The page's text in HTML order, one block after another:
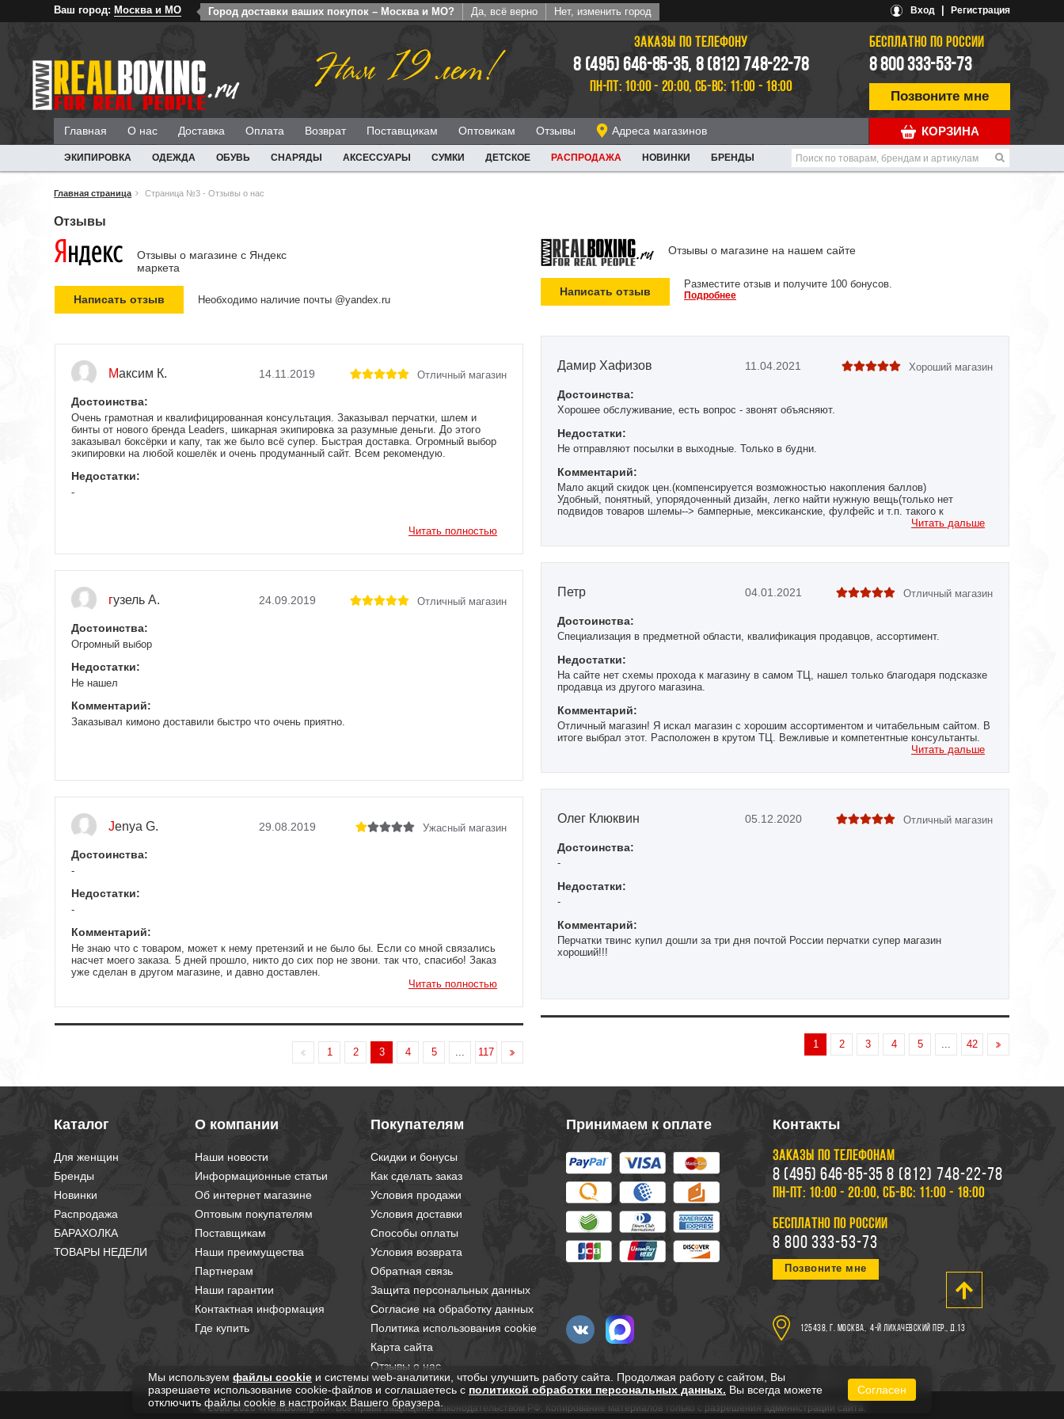
Ваш город: Москва и МО Город доставки ваших покупок – Москва и МО? Да, всё верно Нет, изменить город Вход Регистрация
Нам 19 лет! ЗАКАЗЫ ПО ТЕЛЕФОНУ
8 (495) 646-85-35, 8 (812) 748-22-78
ПН-ПТ: 10:00 - 20:00, СБ-ВС: 11:00 - 18:00
БЕСПЛАТНО ПО РОССИИ
8 800 333-53-73
Позвоните мне
КОРЗИНА
Главная О нас Доставка Оплата Возврат Поставщикам Оптовикам Отзывы Адреса магазинов
ЭКИПИРОВКА ОДЕЖДА ОБУВЬ СНАРЯДЫ АКСЕССУАРЫ СУМКИ ДЕТСКОЕ РАСПРОДАЖА НОВИНКИ БРЕНДЫ
Главная страница Страница №3 - Отзывы о нас
Отзывы
Отзывы о магазине c Яндекс
маркета
Необходимо наличие почты @yandex.ru
Максим К. 14.11.2019 Отличный магазин
Достоинства:
Очень грамотная и квалифицированная консультация. Заказывал перчатки, шлем и
бинты от нового бренда Leaders, шикарная экипировка за разумные деньги. До этого
заказывал боксёрки и капу, так же было всё супер. Быстрая доставка. Огромный выбор
экипировки на любой кошелёк и очень продуманный сайт. Всем рекомендую.
Недостатки:
-
Читать полностью
гузель А. 24.09.2019 Отличный магазин
Достоинства:
Огромный выбор
Недостатки:
Не нашел
Комментарий:
Заказывал кимоно доставили быстро что очень приятно.
Jenya G. 29.08.2019 Ужасный магазин
Достоинства:
-
Недостатки:
-
Комментарий:
Не знаю что с товаром, может к нему претензий и не было бы. Если со мной связались
насчет моего заказа. 5 дней прошло, никто до сих пор не звони. так что, спасибо! Заказ
уже сделан в другом магазине, и давно доставлен.
Читать полностью
1 2 3 4 5 117
Отзывы о магазине на нашем сайте
Написать отзыв
Разместите отзыв и получите 100 бонусов.
Подробнее
Дамир Хафизов 11.04.2021 Хороший магазин
Достоинства:
Хорошее обслуживание, есть вопрос - звонят объясняют.
Недостатки:
Не отправляют посылки в выходные. Только в будни.
Комментарий:
Мало акций скидок цен.(компенсируется возможностью накопления баллов)
Удобный, понятный, упорядоченный дизайн, легко найти нужную вещь(только нет
подвидов товаров шлемы--> бамперные, мексиканские, фулфейс и т.п. такого к
Бесплатная доставка от покупки товаров на >4000 руб. тоже немалый плюс этого сайта,
Читать дальше
Петр 04.01.2021 Отличный магазин
Достоинства:
Специализация в предметной области, квалификация продавцов, ассортимент.
Недостатки:
На сайте нет схемы прохода к магазину в самом ТЦ, нашел только благодаря подсказке
продавца из другого магазина.
Комментарий:
Отличный магазин! Я искал магазин с хорошим ассортиментом и читабельным сайтом. В
итоге выбрал этот. Расположен в крутом ТЦ. Вежливые и компетентные консультанты.
Хотел брать перчатки в Спортмастере, но решил померить и попробовать в
дешевых перчаток, убедили брать 14 oz вместо 12 oz, подобрали качественную
Читать дальше
Олег Клюквин 05.12.2020 Отличный магазин
Достоинства:
-
Недостатки:
-
Комментарий:
Перчатки твинс купил дошли за три дня почтой России перчатки супер магазин
хороший!!!
1 2 3 4 5 42
Каталог
Для женщин
Бренды
Новинки
Распродажа
БАРАХОЛКА
ТОВАРЫ НЕДЕЛИ
О компании
Наши новости
Информационные статьи
Об интернет магазине
Оптовым покупателям
Поставщикам
Наши преимущества
Партнерам
Наши гарантии
Контактная информация
Где купить
Покупателям
Скидки и бонусы
Как сделать заказ
Условия продажи
Условия доставки
Способы оплаты
Условия возврата
Обратная связь
Защита персональных данных
Согласие на обработку данных
Политика использования cookie
Карта сайта
Отзывы о нас
Принимаем к оплате Контакты
ЗАКАЗЫ ПО ТЕЛЕФОНАМ
8 (495) 646-85-35 8 (812) 748-22-78
ПН-ПТ: 10:00 - 20:00, СБ-ВС: 11:00 - 18:00
БЕСПЛАТНО ПО РОССИИ
8 800 333-53-73
Позвоните мне
125438, г. Москва, 4-й Лихачевский пер., д.13
© 2008-2026 «RealBoxing.ru». Все права защищены законодательством РФ. Копирование материалов только с разрешения администрации сайта.
Мы используем файлы cookie и системы web-аналитики, чтобы улучшить работу сайта. Продолжая работу с сайтом, Вы
разрешаете использование cookie-файлов и соглашаетесь с политикой обработки персональных данных. Вы всегда можете
отключить файлы cookie в настройках Вашего браузера.
Согласен